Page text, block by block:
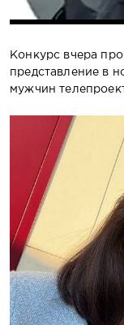
Конкурс вчера
представление в
мужчин